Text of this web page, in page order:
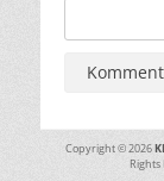
Copyright © 2026